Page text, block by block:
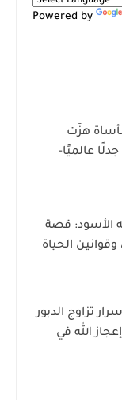
Powered by
هزّت
عالميًا-
الأسود: قصة
وقوانين الحياة
تزاوج الدبور
الله في